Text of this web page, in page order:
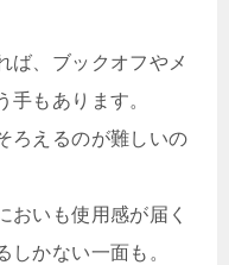
ば、ブックオフやメ
手もあります。
ろえるのが難しいの
おいも使用感が届く
しかない一面も。